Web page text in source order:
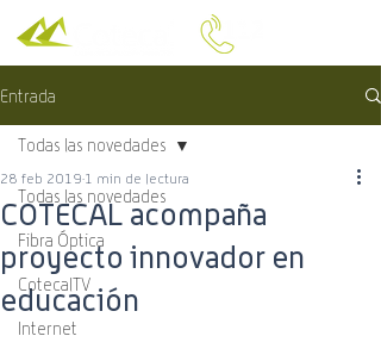
Entrada
Todas las novedades
Fibra Óptica
CotecalTV
Internet
Todas las novedades
COTECAL acompaña
proyecto innovador en
educación
28 feb 2019 1 min de lectura